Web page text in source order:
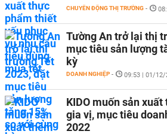
CHUYỂN ĐỘNG THỊ TRƯỜNG -
Tường An trở lại thị
mục tiêu sản lượng
kỳ
DOANH NGHIỆP - 09:53 | 01/12/
KIDO muốn sản
gia vị, mục tiêu
2022